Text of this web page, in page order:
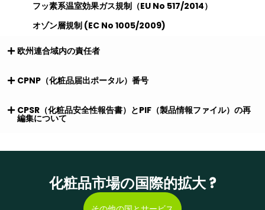
フッ素系温室効果ガス規制（EU No 517/2014）
オゾン層規制 (EC No 1005/2009)
欧州連合域内の責任者
CPNP（化粧品届出ポータル）番号
CPSR（化粧品安全性報告書）とPIF（製品情報ファイル）の再
編集について
化粧品市場の国際的拡大 ?